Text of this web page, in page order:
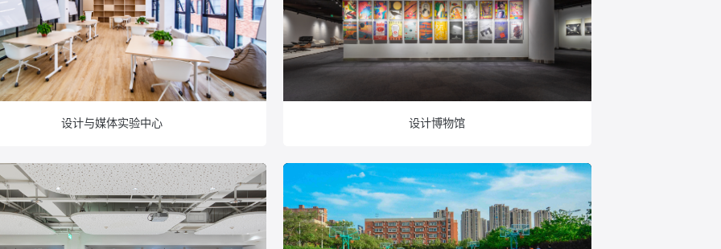
设计与媒体实验中心 设计博物馆